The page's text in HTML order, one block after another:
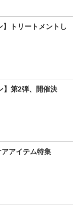
】トリートメントし
】第2弾、開催決
アイテム特集